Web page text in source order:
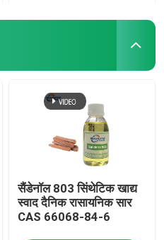
सैंडेनॉल 803 सिंथेटिक खाद्य
स्वाद दैनिक रासायनिक सार
CAS 66068-84-6